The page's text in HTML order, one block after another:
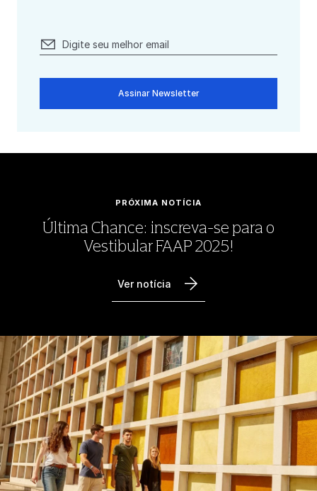
Assinar Newsletter
PRÓXIMA NOTÍCIA
Última Chance: inscreva-se para o
Vestibular FAAP 2025!
Ver notícia